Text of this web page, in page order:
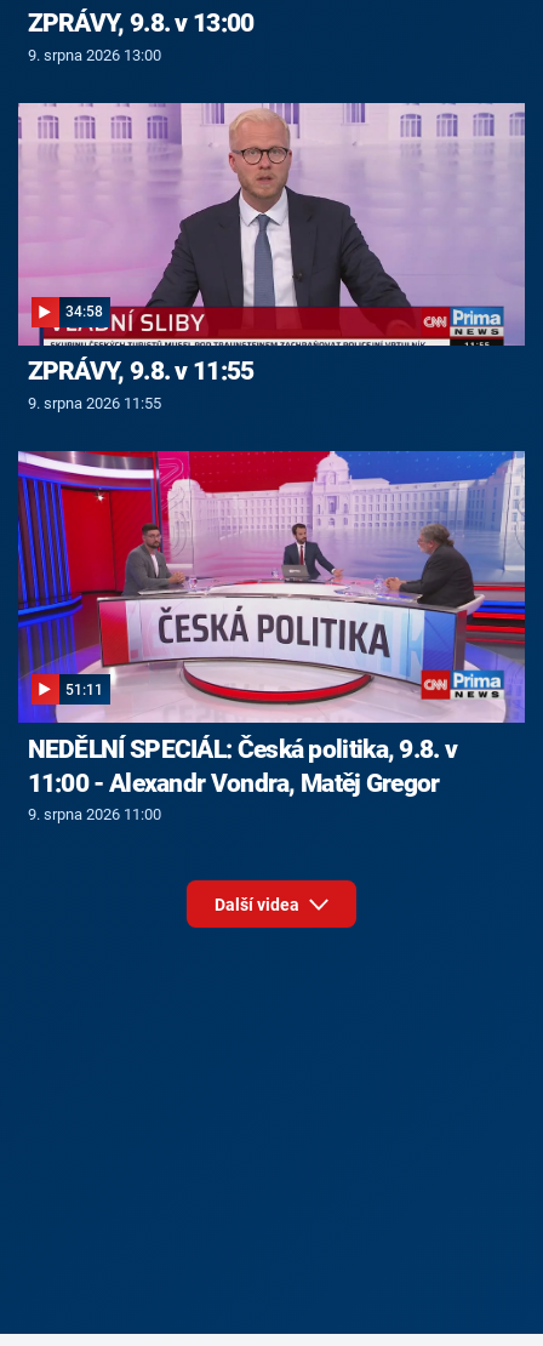
ZPRÁVY, 9.8. v 13:00
9. srpna 2026 13:00
34:58
ZPRÁVY, 9.8. v 11:55
9. srpna 2026 11:55
51:11
NEDĚLNÍ SPECIÁL: Česká politika, 9.8. v
11:00 - Alexandr Vondra, Matěj Gregor
9. srpna 2026 11:00
Další videa